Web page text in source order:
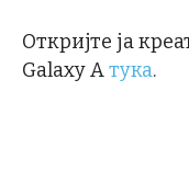
Откријте ја
Galaxy Aтука.